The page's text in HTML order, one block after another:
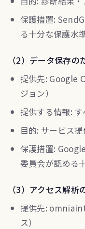
保護措置:
る十分な保護水
（2）データ保存の
提供先: Google
ジョン）
提供する情報:
目的: サービス
保護措置:
委員会が認める
（3）アクセス解析
提供先:
ス）